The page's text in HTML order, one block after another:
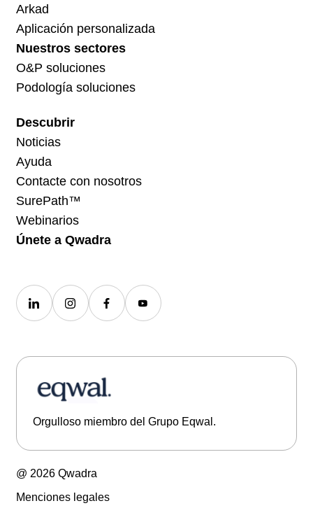
Arkad
Aplicación personalizada
Nuestros sectores
O&P soluciones
Podología soluciones
Descubrir
Noticias
Ayuda
Contacte con nosotros
SurePath™
Webinarios
Únete a Qwadra
Orgulloso miembro del Grupo Eqwal.
@ 2026 Qwadra
Menciones legales